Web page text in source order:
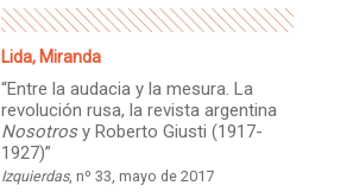
Lida, Miranda
“Entre la audacia y la mesura. La
revolución rusa, la revista argentina
Nosotrosy Roberto Giusti (1917-
1927)”
Izquierdas, nº 33, mayo de 2017